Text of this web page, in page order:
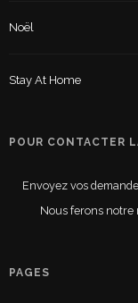
Noël
Stay At Home
POUR CONTACTER
Envoyez vos
Nous ferons notre
PAGES